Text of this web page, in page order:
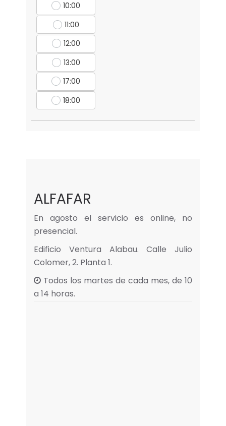
10:00
11:00
12:00
13:00
17:00
18:00
ALFAFAR
En agosto el servicio es online, no
presencial.
Edificio Ventura Alabau. Calle Julio
Colomer, 2. Planta 1.
Todos los martes de cada mes, de 10
a 14 horas.